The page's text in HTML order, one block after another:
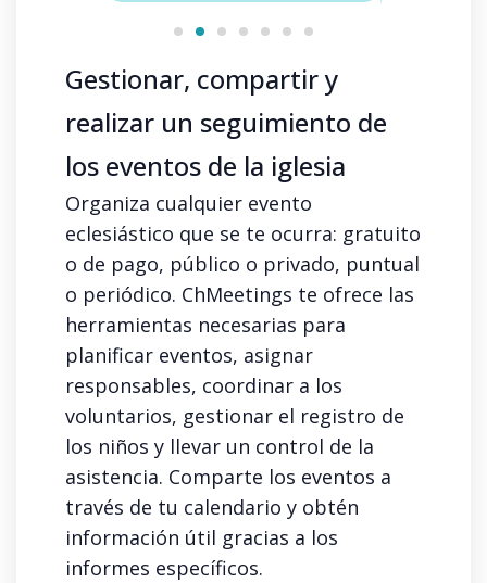
Gestionar, compartir y
realizar un seguimiento de
los eventos de la iglesia
Organiza cualquier evento
eclesiástico que se te ocurra: gratuito
o de pago, público o privado, puntual
o periódico. ChMeetings te ofrece las
herramientas necesarias para
planificar eventos, asignar
responsables, coordinar a los
voluntarios, gestionar el registro de
los niños y llevar un control de la
asistencia. Comparte los eventos a
través de tu calendario y obtén
información útil gracias a los
informes específicos.